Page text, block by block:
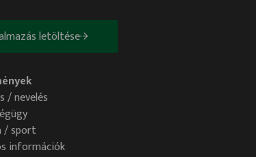
letöltése
/ nevelés
/ sport
információk